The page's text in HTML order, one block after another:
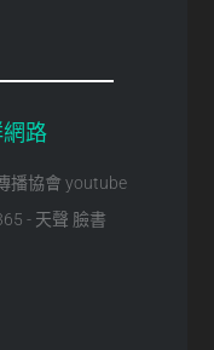
路
播協會 youtube
- 天聲 臉書